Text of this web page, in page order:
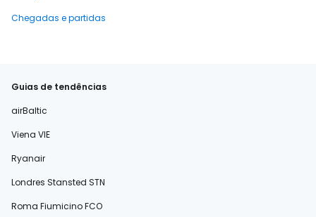
Chegadas e partidas
Guias de tendências
airBaltic
Viena VIE
Ryanair
Londres Stansted STN
Roma Fiumicino FCO